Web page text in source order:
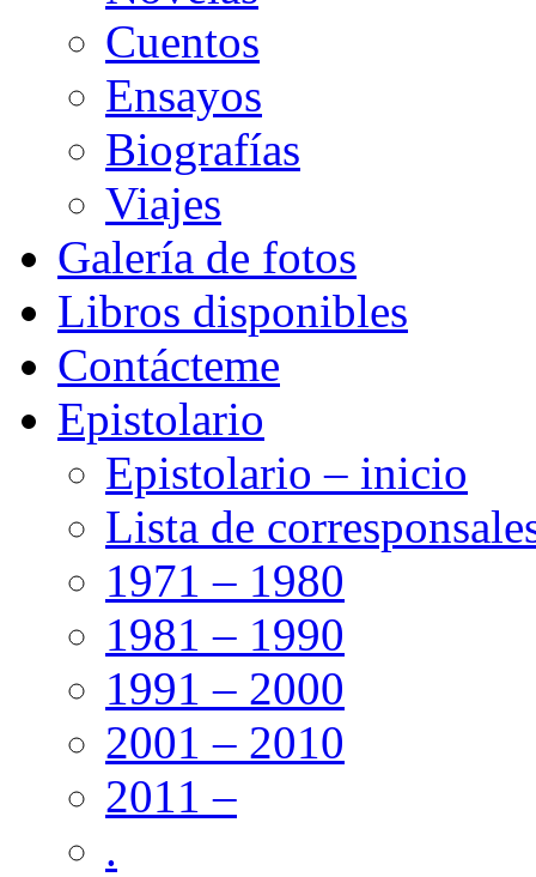
Cuentos
Ensayos
Biografías
Viajes
Galería de fotos
Libros disponibles
Contácteme
Epistolario
Epistolario – inicio
Lista de
1971 – 1980
1981 – 1990
1991 – 2000
2001 – 2010
2011 –
.